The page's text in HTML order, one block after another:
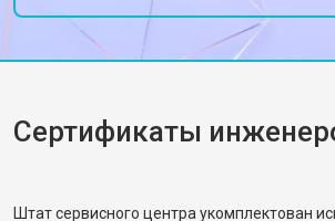
Сертификаты
Штат сервисного центра укомплектован